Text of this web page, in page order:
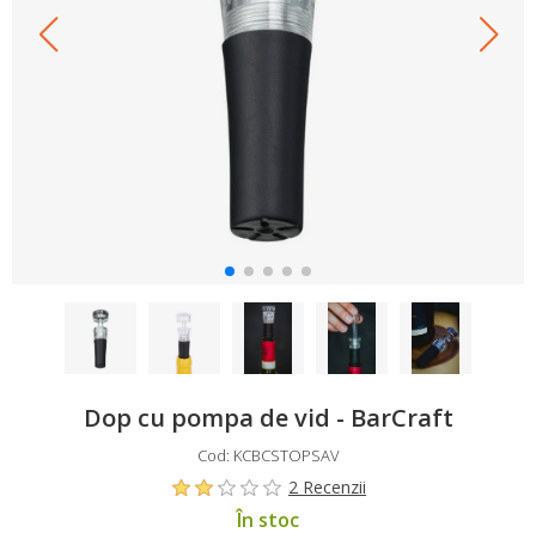
Dop cu pompa de vid - BarCraft
Cod: KCBCSTOPSAV
2 Recenzii
În stoc